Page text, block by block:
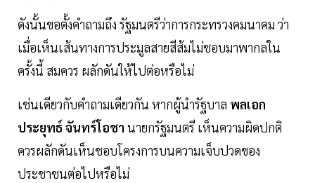
ดังนั้นขอตั้งคำถามถึง รัฐมนตรีว่าการกระทรวงคมนาคม ว่า
เมื่อเห็นเส้นทางการประมูลสายสีส้มไม่ชอบมาพากลใน
ครั้งนี้ สมควร ผลักดันให้ไปต่อหรือไม่
เช่นเดียวกับคำถามเดียวกัน หากผู้นำรัฐบาล พลเอก
ประยุทธ์ จันทร์โอชา นายกรัฐมนตรี เห็นความผิดปกติ
ควรผลักดันเห็นชอบโครงการบนความเจ็บปวดของ
ประชาชนต่อไปหรือไม่